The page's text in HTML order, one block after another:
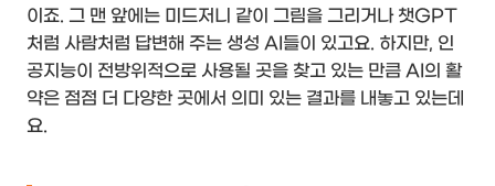
이죠. 그 맨 앞에는 미드저니 같이 그림을 그리거나 챗GPT
처럼 사람처럼 답변해 주는 생성 AI들이 있고요. 하지만, 인
공지능이 전방위적으로 사용될 곳을 찾고 있는 만큼 AI의 활
약은 점점 더 다양한 곳에서 의미 있는 결과를 내놓고 있는데
요.